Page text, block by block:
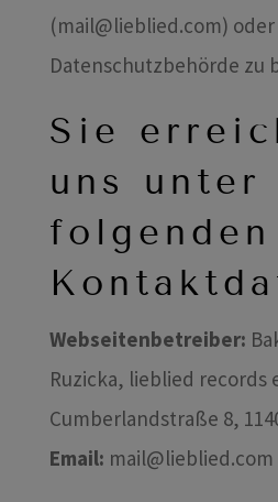
(mail@lieblied.com)
Datenschutzbehörde zu
Sie
uns unter
folgenden
Webseitenbetreiber:
Ruzicka, lieblied records
Cumberlandstraße 8,
Email: mail@lieblied.com